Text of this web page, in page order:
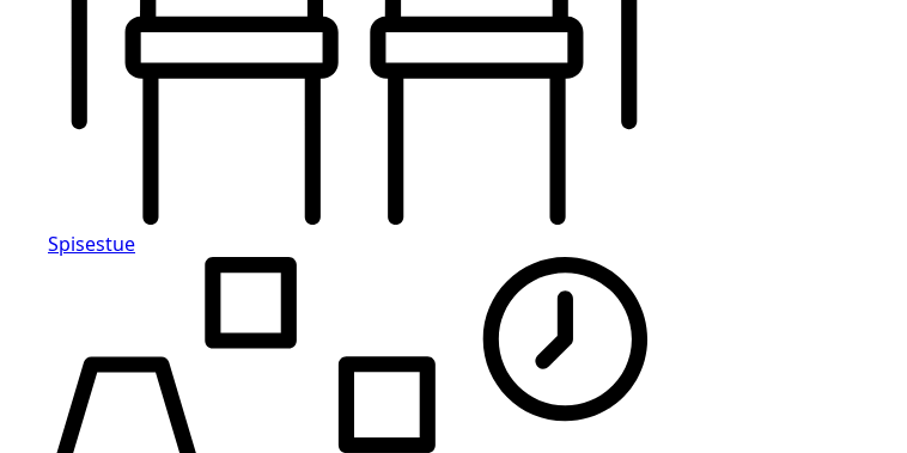
Spisestue